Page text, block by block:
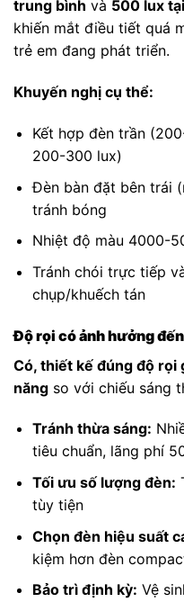
trung bình và 500 lux
khiến mắt điều tiết quá
trẻ em đang phát triển.
Khuyến nghị cụ thể:
Kết hợp đèn trần
200-300 lux)
Đèn bàn đặt bên trái
tránh bóng
Nhiệt độ màu 4000-
Tránh chói trực tiếp
chụp/khuếch tán
Độ rọi có ảnh hưởng
Có, thiết kế đúng độ
năng so với chiếu sáng
Tránh thừa sáng:
tiêu chuẩn, lãng phí
Tối ưu số lượng đèn:
tùy tiện
Chọn đèn hiệu suất
kiệm hơn đèn
Bảo trì định kỳ: Vệ